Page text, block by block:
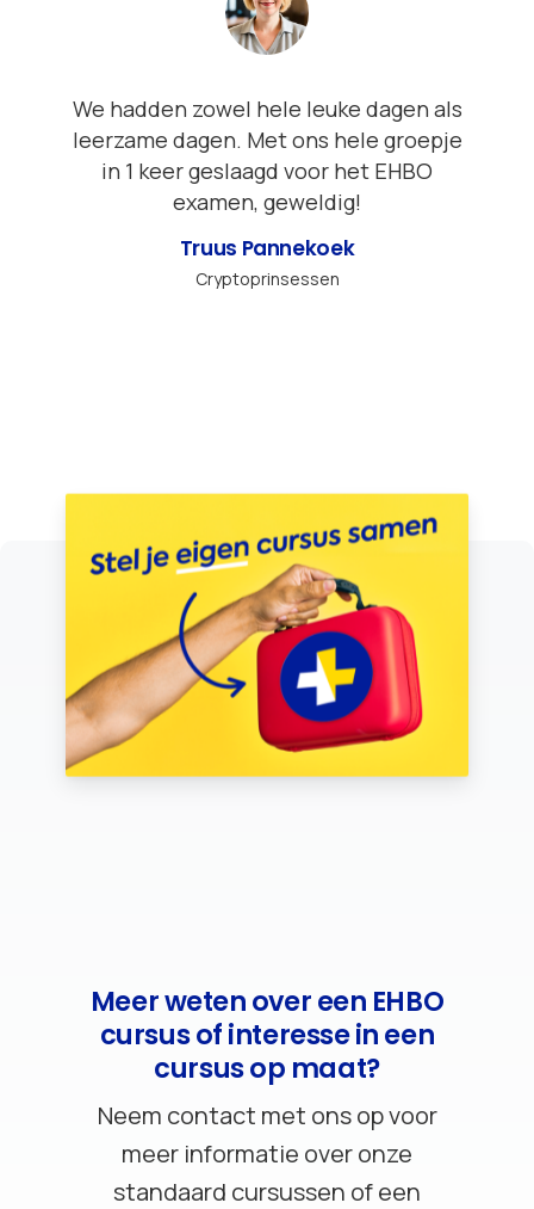
We hadden zowel hele leuke dagen als
leerzame dagen. Met ons hele groepje
in 1 keer geslaagd voor het EHBO
examen, geweldig!
Truus Pannekoek
Cryptoprinsessen
Meer weten over een EHBO
cursus of interesse in een
cursus op maat?
Neem contact met ons op voor
meer informatie over onze
standaard cursussen of een